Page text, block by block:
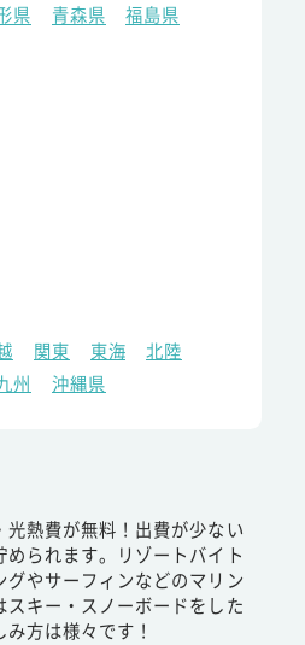
県 青森県
福島県
関東 東海
北陸
州 沖縄県
光熱費が無料！出費が少ない
られます。リゾートバイト
やサーフィンなどのマリン
キー・スノーボードをした
方は様々です！